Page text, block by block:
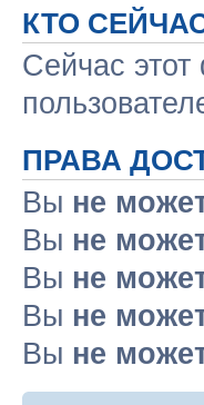
КТО
Сейчас
ПРАВА
Вы не
Вы не
Вы не
Вы не
Вы не